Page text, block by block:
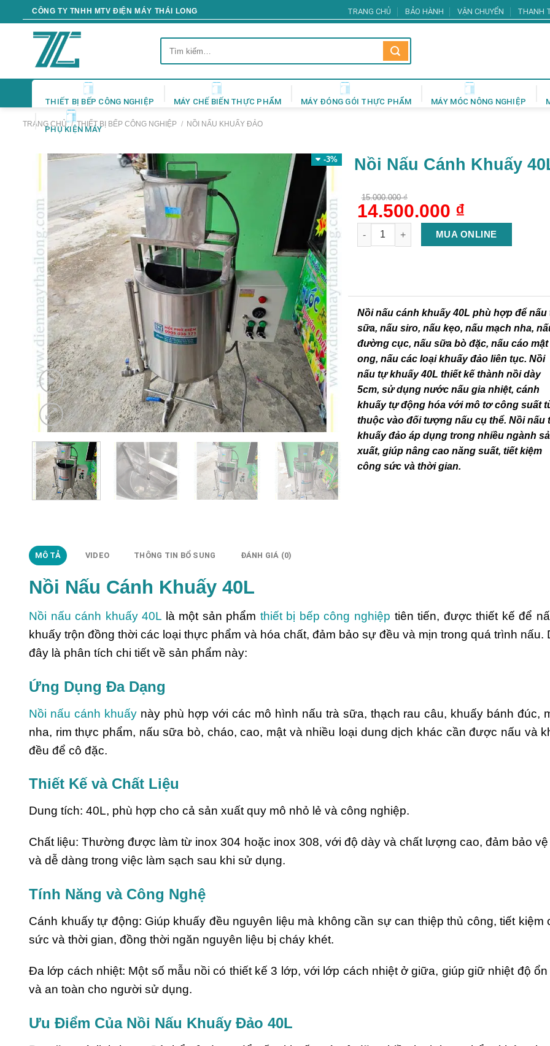
to
CÔNG TY TNHH MTV ĐIỆN MÁY THÁI LONG TRANG CHỦ BẢO HÀNH VẬN CHUYỂN THANH
THIẾT BỊ BẾP CÔNG NGHIỆP MÁY CHẾ BIẾN THỰC PHẨM MÁY ĐÓNG GÓI THỰC PHẨM MÁY MÓC NÔNG NGHIỆP
PHỤ KIỆN MÁY
TRANG CHỦ / THIẾT BỊ BẾP CÔNG NGHIỆP / NỒI NẤU KHUẤY ĐẢO
-3% Nồi Nấu Cánh Khuấy
15.000.000₫
Giá
gốc
là:
15.000.000 ₫.
14.500.000 ₫Giá
hiện
tại
là:
14.500.000 ₫.
Nồi Nấu Cánh Khuấy 40L số lượng
MUA ONLINE
Nồi nấu cánh khuấy 40L phù hợp để nấu
sữa, nấu siro, nấu kẹo, nấu mạch nha,
đường cục, nấu sữa bò đặc, nấu cáo mật
ong, nấu các loại khuấy đảo liên tục. Nồi
nấu tự khuấy 40L thiết kế thành nồi dày
5cm, sử dụng nước nấu gia nhiệt, cánh
khuấy tự động hóa với mô tơ công suất
thuộc vào đối tượng nấu cụ thể. Nồi nấu
khuấy đảo áp dụng trong nhiều ngành
xuất, giúp nâng cao năng suất, tiết kiệm
công sức và thời gian.
MÔ TẢ VIDEO THÔNG TIN BỔ SUNG ĐÁNH GIÁ (0)
Nồi Nấu Cánh Khuấy 40L
Nồi nấu cánh khuấy 40L là một sản phẩm thiết bị bếp công nghiệp tiên tiến, được thiết kế để
khuấy trộn đồng thời các loại thực phẩm và hóa chất, đảm bảo sự đều và mịn trong quá trình nấu.
đây là phân tích chi tiết về sản phẩm này:
Ứng Dụng Đa Dạng
Nồi nấu cánh khuấynày phù hợp với các mô hình nấu trà sữa, thạch rau câu, khuấy bánh đúc,
nha, rim thực phẩm, nấu sữa bò, cháo, cao, mật và nhiều loại dung dịch khác cần được nấu và
đều để cô đặc​​.
Thiết Kế và Chất Liệu
Dung tích: 40L, phù hợp cho cả sản xuất quy mô nhỏ lẻ và công nghiệp.
Chất liệu: Thường được làm từ inox 304 hoặc inox 308, với độ dày và chất lượng cao, đảm bảo vệ
và dễ dàng trong việc làm sạch sau khi sử dụng​​​​.
Tính Năng và Công Nghệ
Cánh khuấy tự động: Giúp khuấy đều nguyên liệu mà không cần sự can thiệp thủ công, tiết kiệm
sức và thời gian, đồng thời ngăn nguyên liệu bị cháy khét.
Đa lớp cách nhiệt: Một số mẫu nồi có thiết kế 3 lớp, với lớp cách nhiệt ở giữa, giúp giữ nhiệt độ ổn
và an toàn cho người sử dụng​​.
Ưu Điểm Của Nồi Nấu Khuấy Đảo 40L